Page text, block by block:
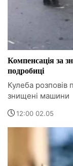
Компенсація за
подробиці
Кулеба розповів
знищені машини
12:00 02.05